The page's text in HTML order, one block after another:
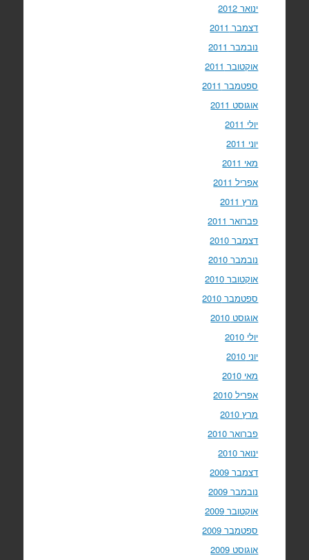
ינואר 2012
דצמבר 2011
נובמבר 2011
אוקטובר 2011
ספטמבר 2011
אוגוסט 2011
יולי 2011
יוני 2011
מאי 2011
אפריל 2011
מרץ 2011
פברואר 2011
דצמבר 2010
נובמבר 2010
אוקטובר 2010
ספטמבר 2010
אוגוסט 2010
יולי 2010
יוני 2010
מאי 2010
אפריל 2010
מרץ 2010
פברואר 2010
ינואר 2010
דצמבר 2009
נובמבר 2009
אוקטובר 2009
ספטמבר 2009
אוגוסט 2009